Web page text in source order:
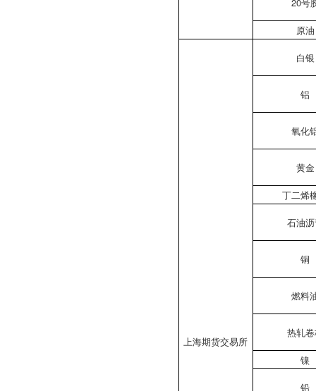
原油
上海期货交易所
白银
铝
氧化
黄金
丁二烯
石油
铜
燃料
热轧
镍
铅